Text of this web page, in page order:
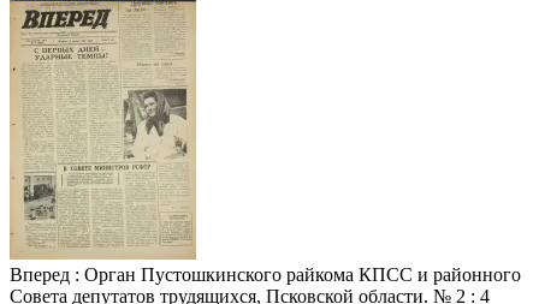
Вперед : Орган Пустошкинского райкома КПСС и районного
Совета депутатов трудящихся, Псковской области. № 2 : 4